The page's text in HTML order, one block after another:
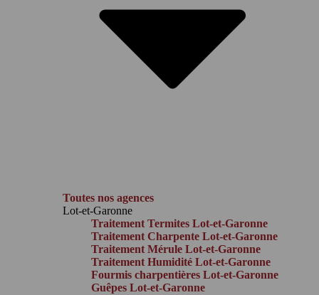
Toutes nos agences
Lot-et-Garonne
Traitement Termites Lot-et-Garonne
Traitement Charpente Lot-et-Garonne
Traitement Mérule Lot-et-Garonne
Traitement Humidité Lot-et-Garonne
Fourmis charpentières Lot-et-Garonne
Guêpes Lot-et-Garonne